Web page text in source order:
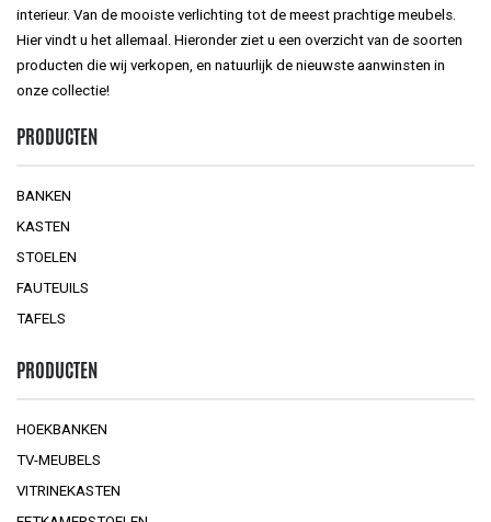
interieur. Van de mooiste verlichting tot de meest prachtige meubels.
Hier vindt u het allemaal. Hieronder ziet u een overzicht van de soorten
producten die wij verkopen, en natuurlijk de nieuwste aanwinsten in
onze collectie!
PRODUCTEN
BANKEN
KASTEN
STOELEN
FAUTEUILS
TAFELS
PRODUCTEN
HOEKBANKEN
TV-MEUBELS
VITRINEKASTEN